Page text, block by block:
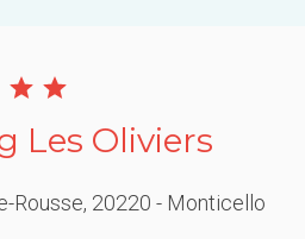
Les Oliviers
Rousse, 20220 - Monticello